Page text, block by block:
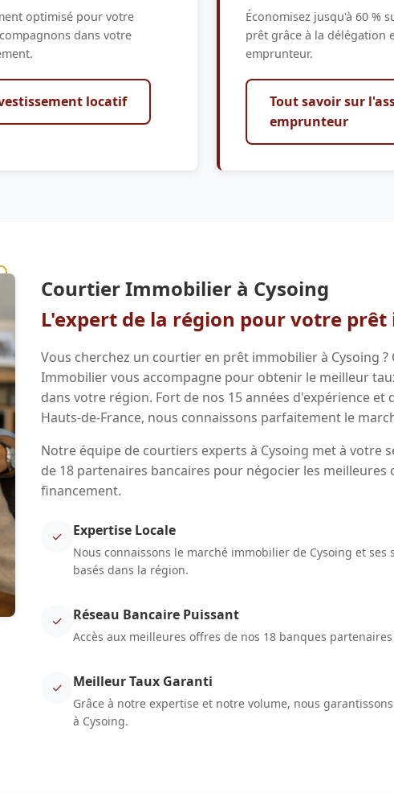
optimisé pour votre
dans votre
locatif
Économisez jusqu'à 60 %
prêt grâce à la délégation
emprunteur.
Tout savoir sur
emprunteur
Courtier Immobilier à Cysoing
L'expert de la région pour votre
Vous cherchez un courtier en prêt immobilier à Cysoing ?
Immobilier vous accompagne pour obtenir le meilleur
dans votre région. Fort de nos 15 années d'expérience et
Hauts-de-France, nous connaissons parfaitement le
Notre équipe de courtiers experts à Cysoing met à votre
de 18 partenaires bancaires pour négocier les meilleures
financement.
✓ Expertise Locale
Nous connaissons le marché immobilier de Cysoing et ses
basés dans la région.
✓ Réseau Bancaire Puissant
Accès aux meilleures offres de nos 18 banques
✓ Meilleur Taux Garanti
Grâce à notre expertise et notre volume, nous
à Cysoing.